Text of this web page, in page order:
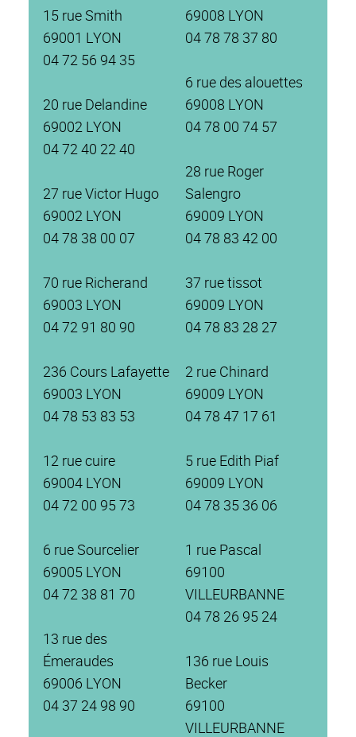
15 rue Smith
69001 LYON
04 72 56 94 35
20 rue Delandine
69002 LYON
04 72 40 22 40
27 rue Victor Hugo
69002 LYON
04 78 38 00 07
70 rue Richerand
69003 LYON
04 72 91 80 90
236 Cours Lafayette
69003 LYON
04 78 53 83 53
12 rue cuire
69004 LYON
04 72 00 95 73
6 rue Sourcelier
69005 LYON
04 72 38 81 70
13 rue des
Émeraudes
69006 LYON
04 37 24 98 90
69008 LYON
04 78 78 37 80
6 rue des alouettes
69008 LYON
04 78 00 74 57
28 rue Roger
Salengro
69009 LYON
04 78 83 42 00
37 rue tissot
69009 LYON
04 78 83 28 27
2 rue Chinard
69009 LYON
04 78 47 17 61
5 rue Edith Piaf
69009 LYON
04 78 35 36 06
1 rue Pascal
69100
VILLEURBANNE
04 78 26 95 24
136 rue Louis
Becker
69100
VILLEURBANNE